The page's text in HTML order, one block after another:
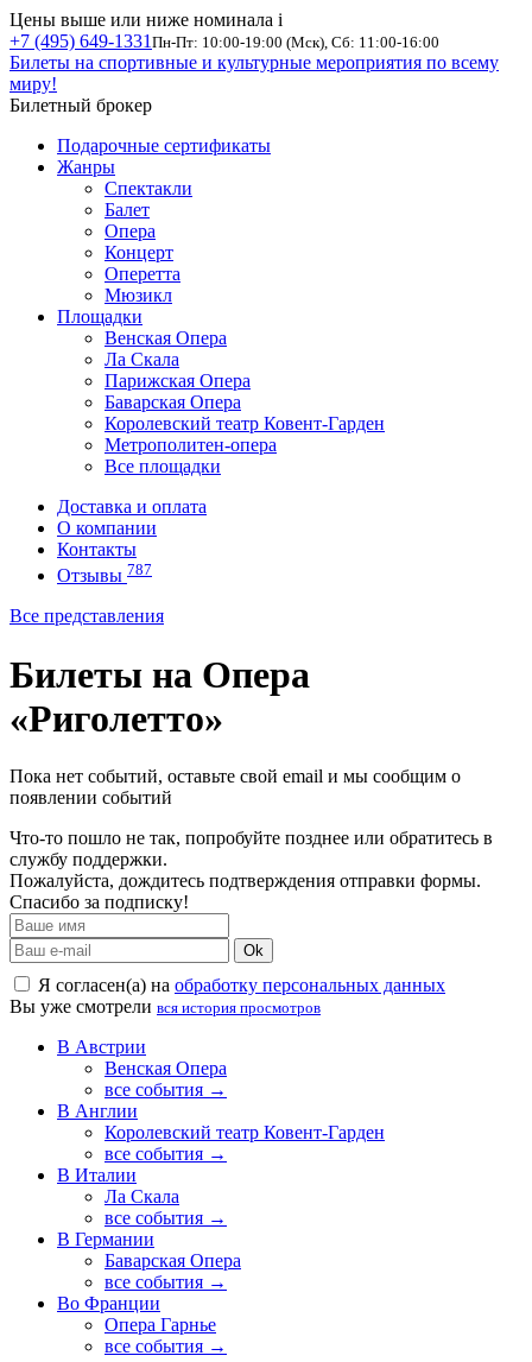
Цены выше или ниже номинала i
+7 (495) 649-1331 Пн-Пт: 10:00-19:00 (Мск), Сб: 11:00-16:00
Билеты на спортивные и культурные мероприятия по всему
миру!
Билетный брокер
Подарочные сертификаты
Жанры
Спектакли
Балет
Опера
Концерт
Оперетта
Мюзикл
Площадки
Венская Опера
Ла Скала
Парижская Опера
Баварская Опера
Королевский театр Ковент-Гарден
Метрополитен-опера
Все площадки
Доставка и оплата
О компании
Контакты
Отзывы 787
Все представления
Билеты на Опера
«Риголетто»
Пока нет событий, оставьте свой email и мы сообщим о
появлении событий
Что-то пошло не так, попробуйте позднее или обратитесь в
службу поддержки.
Пожалуйста, дождитесь подтверждения отправки формы.
Спасибо за подписку!
Ok
Я согласен(а) на обработку персональных данных
Вы уже смотрели вся история просмотров
В Австрии
Венская Опера
все события →
В Англии
Королевский театр Ковент-Гарден
все события →
В Италии
Ла Скала
все события →
В Германии
Баварская Опера
все события →
Во Франции
Опера Гарнье
все события →